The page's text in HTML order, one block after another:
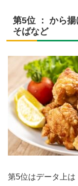
第5位 ： から
そばなど
第5位はデータ上は